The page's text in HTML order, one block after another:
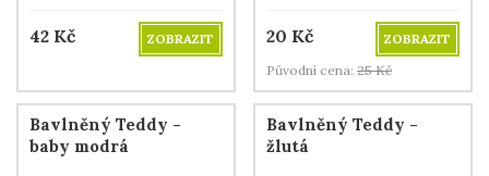
42 Kč ZOBRAZIT 20 Kč
ZOBRAZIT
Původní cena: 25 Kč
Bavlněný Teddy -
baby modrá
Bavlněný Teddy -
žlutá